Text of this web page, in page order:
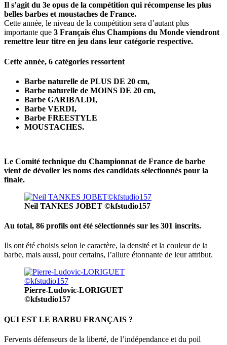
Il s’agit du 3e opus de la compétition qui récompense les plus
belles barbes et moustaches de France.
Cette année, le niveau de la compétition sera d’autant plus
importante que 3 Français élus Champions du Monde viendront
remettre leur titre en jeu dans leur catégorie respective.
Cette année, 6 catégories ressortent
Barbe naturelle de PLUS DE 20 cm,
Barbe naturelle de MOINS DE 20 cm,
Barbe GARIBALDI,
Barbe VERDI,
Barbe FREESTYLE
MOUSTACHES.
Le Comité technique du Championnat de France de barbe
vient de dévoiler les noms des candidats sélectionnés pour la
finale.
Neil TANKES JOBET ©kfstudio157
Au total, 86 profils ont été sélectionnés sur les 301 inscrits.
Ils ont été choisis selon le caractère, la densité et la couleur de la
barbe, mais aussi, pour certains, l’allure étonnante de leur attribut.
Pierre-Ludovic-LORIGUET
©kfstudio157
QUI EST LE BARBU FRANÇAIS ?
Fervents défenseurs de la liberté, de l’indépendance et du poil